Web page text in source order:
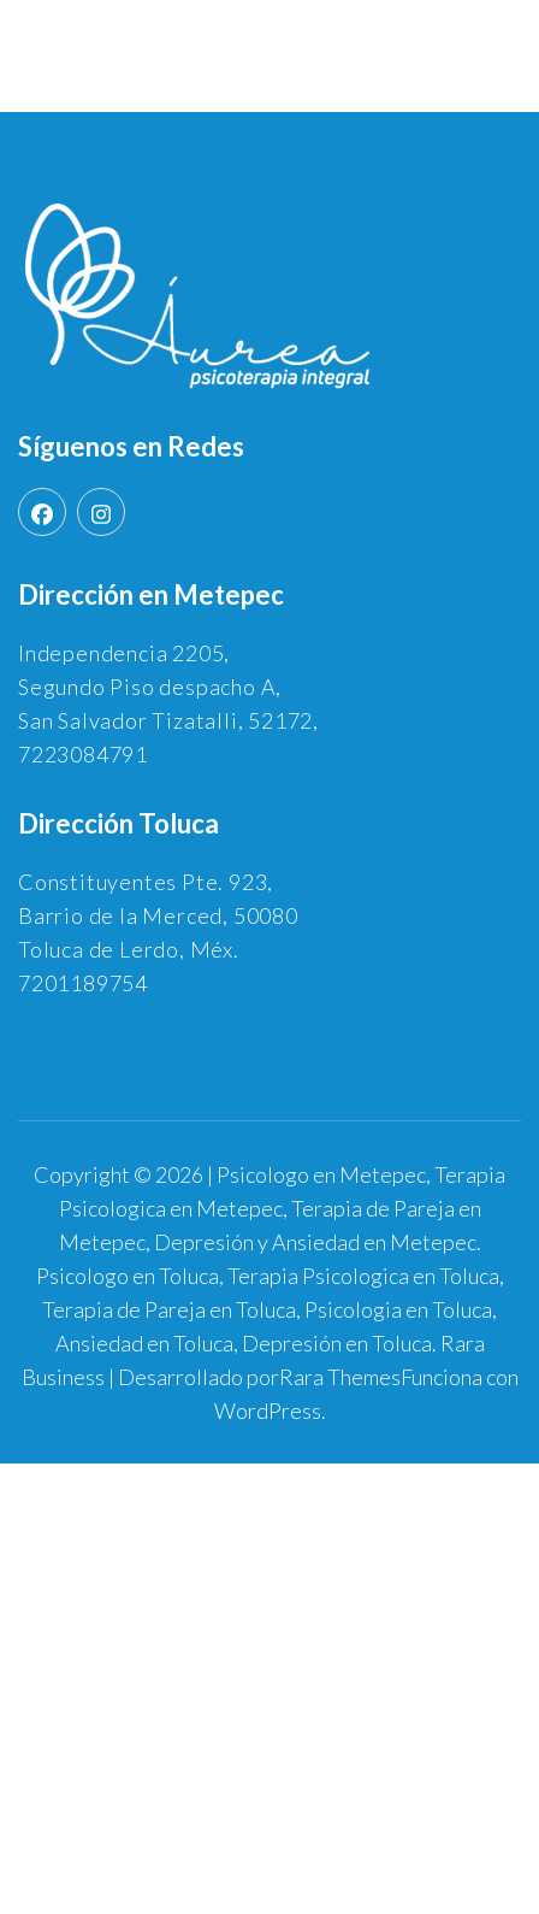
Síguenos en Redes
Dirección en Metepec
Independencia 2205,
Segundo Piso despacho A,
San Salvador Tizatalli, 52172,
7223084791
Dirección Toluca
Constituyentes Pte. 923,
Barrio de la Merced, 50080
Toluca de Lerdo, Méx.
7201189754
Copyright © 2026 | Psicologo en Metepec, Terapia
Psicologica en Metepec, Terapia de Pareja en
Metepec, Depresión y Ansiedad en Metepec.
Psicologo en Toluca, Terapia Psicologica en Toluca,
Terapia de Pareja en Toluca, Psicologia en Toluca,
Ansiedad en Toluca, Depresión en Toluca. Rara
Business | Desarrollado porRara ThemesFunciona con
WordPress.